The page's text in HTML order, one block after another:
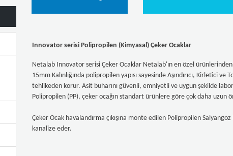
Innovator serisi Polipropilen (Kimyasal) Çeker Ocaklar
Netalab Innovator serisi Çeker Ocaklar Netalab'ın en özel ürünlerinden
15mm Kalınlığında polipropilen yapısı sayesinde Aşındırıcı, Kirletici
tehlikeden korur. Asit buharını güvenli, emniyetli ve uygun şekilde
Polipropilen (PP), çeker ocağın standart ürünlere göre çok daha uzun
Çeker Ocak havalandırma çıkışına monte edilen Polipropilen Salyangoz
kanalize eder.